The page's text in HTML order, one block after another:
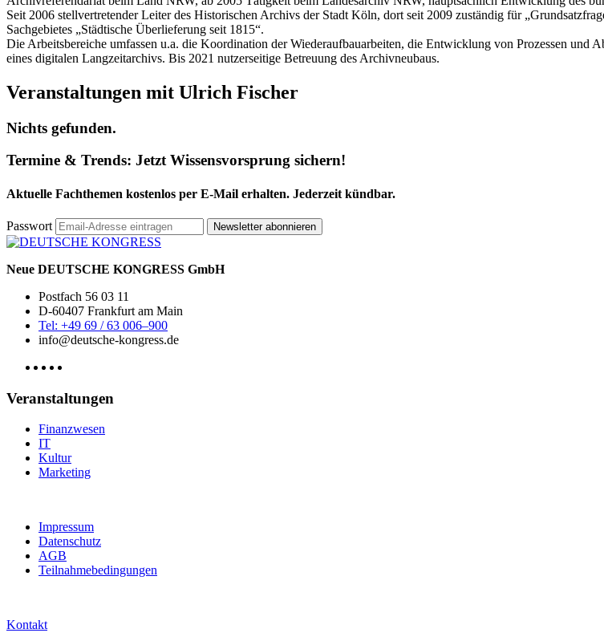
Seit 2006 stellvertretender Leiter des Historischen Archivs der Stadt Köln, dort seit 2009 zuständig für
Sachgebietes „Städtische Überlieferung seit 1815“.
Die Arbeitsbereiche umfassen u.a. die Koordination der Wiederaufbauarbeiten, die Entwicklung von Prozessen
eines digitalen Langzeitarchivs. Bis 2021 nutzerseitige Betreuung des Archivneubaus.
Veranstaltungen mit Ulrich Fischer
Nichts gefunden.
Termine & Trends: Jetzt Wissensvorsprung sichern!
Aktuelle Fachthemen kostenlos per E-Mail erhalten. Jederzeit kündbar.
Passwort Newsletter abonnieren
Neue DEUTSCHE KONGRESS GmbH
Postfach 56 03 11
D-60407 Frankfurt am Main
Tel: +49 69 / 63 006–900
info@deutsche-kongress.de
Veranstaltungen
Finanzwesen
IT
Kultur
Marketing
Impressum
Datenschutz
AGB
Teilnahmebedingungen
Kontakt